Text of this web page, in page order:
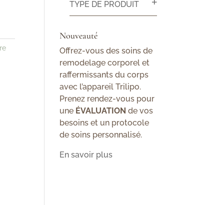
TYPE DE PRODUIT
Nouveauté
Offrez-vous des soins de
remodelage corporel et
raffermissants du corps
avec l’appareil Trilipo.
Prenez rendez-vous pour
une ÉVALUATIONde vos
besoins et un protocole
de soins personnalisé.
En savoir plus